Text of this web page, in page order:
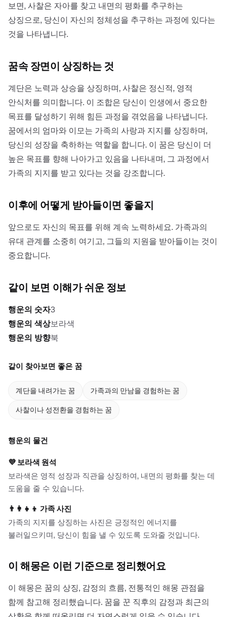
보면, 사찰은 자아를 찾고 내면의 평화를 추구하는
상징으로, 당신이 자신의 정체성을 추구하는 과정에 있다는
것을 나타냅니다.
꿈속 장면이 상징하는 것
계단은 노력과 상승을 상징하며, 사찰은 정신적, 영적
안식처를 의미합니다. 이 조합은 당신이 인생에서 중요한
목표를 달성하기 위해 힘든 과정을 겪었음을 나타냅니다.
꿈에서의 엄마와 이모는 가족의 사랑과 지지를 상징하며,
당신의 성장을 축하하는 역할을 합니다. 이 꿈은 당신이 더
높은 목표를 향해 나아가고 있음을 나타내며, 그 과정에서
가족의 지지를 받고 있다는 것을 강조합니다.
이후에 어떻게 받아들이면 좋을지
앞으로도 자신의 목표를 위해 계속 노력하세요. 가족과의
유대 관계를 소중히 여기고, 그들의 지원을 받아들이는 것이
중요합니다.
같이 보면 이해가 쉬운 정보
행운의 숫자3
행운의 색상보라색
행운의 방향북
같이 찾아보면 좋은 꿈
계단을 내려가는 꿈 가족과의 만남을 경험하는 꿈
사찰이나 성전환을 경험하는 꿈
행운의 물건
💜 보라색 원석
보라색은 영적 성장과 직관을 상징하여, 내면의 평화를 찾는 데
도움을 줄 수 있습니다.
👨‍👩‍👧‍👦 가족 사진
가족의 지지를 상징하는 사진은 긍정적인 에너지를
불러일으키며, 당신이 힘을 낼 수 있도록 도와줄 것입니다.
이 해몽은 이런 기준으로 정리했어요
이 해몽은 꿈의 상징, 감정의 흐름, 전통적인 해몽 관점을
함께 참고해 정리했습니다. 꿈을 꾼 직후의 감정과 최근의